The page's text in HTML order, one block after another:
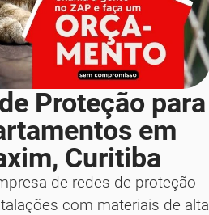
Proteção para
em
Curitiba
de redes de proteção
com materiais de alta